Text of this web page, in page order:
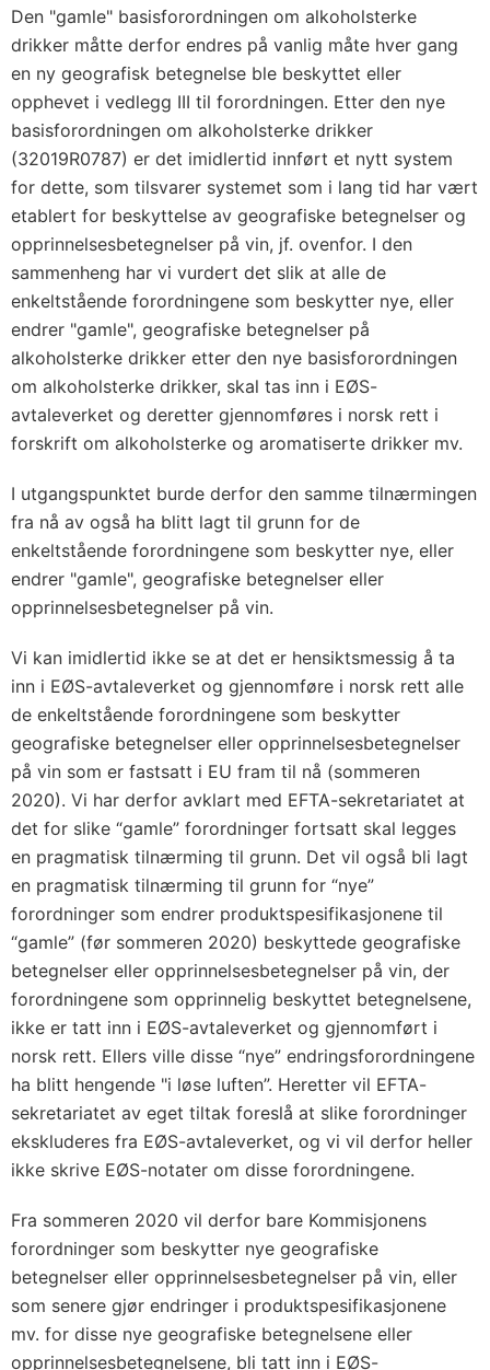
Den "gamle" basisforordningen om alkoholsterke
drikker måtte derfor endres på vanlig måte hver gang
en ny geografisk betegnelse ble beskyttet eller
opphevet i vedlegg III til forordningen. Etter den nye
basisforordningen om alkoholsterke drikker
(32019R0787) er det imidlertid innført et nytt system
for dette, som tilsvarer systemet som i lang tid har vært
etablert for beskyttelse av geografiske betegnelser og
opprinnelsesbetegnelser på vin, jf. ovenfor. I den
sammenheng har vi vurdert det slik at alle de
enkeltstående forordningene som beskytter nye, eller
endrer "gamle", geografiske betegnelser på
alkoholsterke drikker etter den nye basisforordningen
om alkoholsterke drikker, skal tas inn i EØS-
avtaleverket og deretter gjennomføres i norsk rett i
forskrift om alkoholsterke og aromatiserte drikker mv.
I utgangspunktet burde derfor den samme tilnærmingen
fra nå av også ha blitt lagt til grunn for de
enkeltstående forordningene som beskytter nye, eller
endrer "gamle", geografiske betegnelser eller
opprinnelsesbetegnelser på vin.
Vi kan imidlertid ikke se at det er hensiktsmessig å ta
inn i EØS-avtaleverket og gjennomføre i norsk rett alle
de enkeltstående forordningene som beskytter
geografiske betegnelser eller opprinnelsesbetegnelser
på vin som er fastsatt i EU fram til nå (sommeren
2020). Vi har derfor avklart med EFTA-sekretariatet at
det for slike “gamle” forordninger fortsatt skal legges
en pragmatisk tilnærming til grunn. Det vil også bli lagt
en pragmatisk tilnærming til grunn for “nye”
forordninger som endrer produktspesifikasjonene til
“gamle” (før sommeren 2020) beskyttede geografiske
betegnelser eller opprinnelsesbetegnelser på vin, der
forordningene som opprinnelig beskyttet betegnelsene,
ikke er tatt inn i EØS-avtaleverket og gjennomført i
norsk rett. Ellers ville disse “nye” endringsforordningene
ha blitt hengende "i løse luften”. Heretter vil EFTA-
sekretariatet av eget tiltak foreslå at slike forordninger
ekskluderes fra EØS-avtaleverket, og vi vil derfor heller
ikke skrive EØS-notater om disse forordningene.
Fra sommeren 2020 vil derfor bare Kommisjonens
forordninger som beskytter nye geografiske
betegnelser eller opprinnelsesbetegnelser på vin, eller
som senere gjør endringer i produktspesifikasjonene
mv. for disse nye geografiske betegnelsene eller
opprinnelsesbetegnelsene, bli tatt inn i EØS-